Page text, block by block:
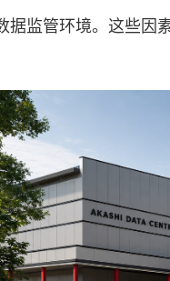
据监管环境。这些因